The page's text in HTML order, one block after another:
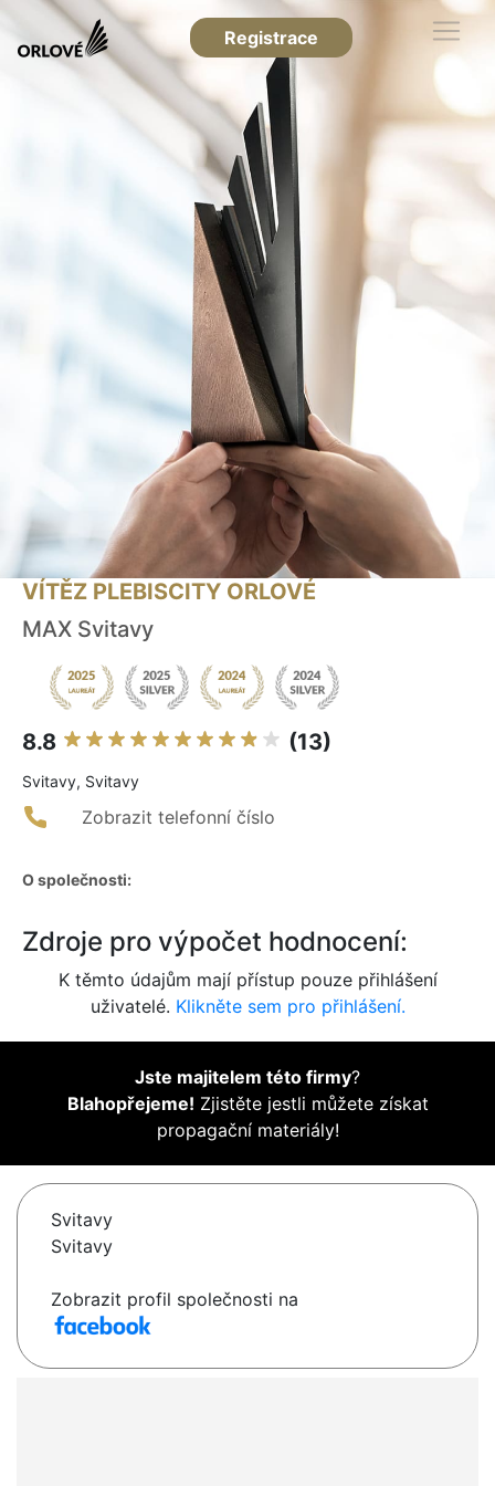
Registrace
VÍTĚZ PLEBISCITY ORLOVÉ
MAX Svitavy
8.8 (13)
Svitavy, Svitavy
Zobrazit telefonní číslo
O společnosti:
Zdroje pro výpočet hodnocení:
K těmto údajům mají přístup pouze přihlášení
uživatelé. Klikněte sem pro přihlášení.
Jste majitelem této firmy?
Blahopřejeme! Zjistěte jestli můžete získat
propagační materiály!
Svitavy
Svitavy
Zobrazit profil společnosti na